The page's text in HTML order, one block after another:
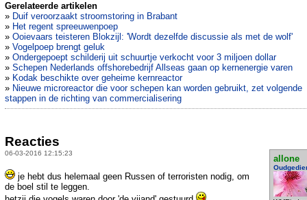
Gerelateerde artikelen
» Duif veroorzaakt stroomstoring in Brabant
» Het regent spreeuwenpoep
» Ooievaars teisteren Blokzijl: 'Wordt dezelfde discussie als met de wolf'
» Vogelpoep brengt geluk
» Ondergepoept schilderij uit schuurtje verkocht voor 3 miljoen dollar
» Schepen Nederlands offshorebedrijf Allseas gaan op kernenergie varen
» Kodak beschikte over geheime kernreactor
» Nieuwe microreactor die voor schepen kan worden gebruikt, zet volgende
stappen in de richting van commercialisering
Reacties
06-03-2016 12:15:23
allone
je hebt dus helemaal geen Russen of terroristen nodig, om
de boel stil te leggen.